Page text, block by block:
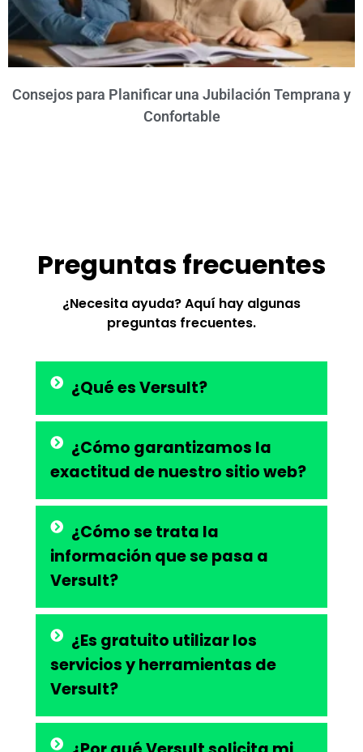
Consejos para Planificar una Jubilación Temprana y
Confortable
Preguntas frecuentes
¿Necesita ayuda? Aquí hay algunas
preguntas frecuentes.
¿Qué es Versult?
¿Cómo garantizamos la
exactitud de nuestro sitio web?
¿Cómo se trata la
información que se pasa a
Versult?
¿Es gratuito utilizar los
servicios y herramientas de
Versult?